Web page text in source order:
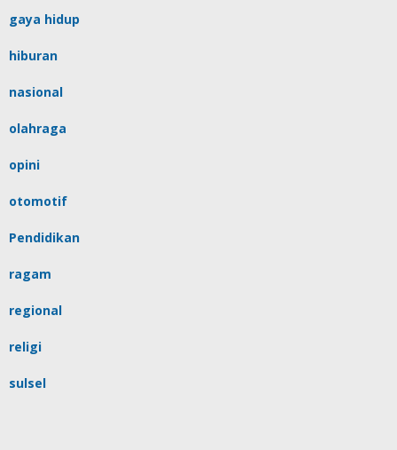
gaya hidup
hiburan
nasional
olahraga
opini
otomotif
Pendidikan
ragam
regional
religi
sulsel